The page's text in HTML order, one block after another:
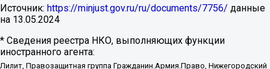
Источник: https://minjust.gov.ru/ru/documents/7756/ данные
на 13.05.2024
* Сведения реестра НКО, выполняющих функции
иностранного агента:
Лилит, Правозащитная группа Гражданин.Армия.Право, Нижегородский